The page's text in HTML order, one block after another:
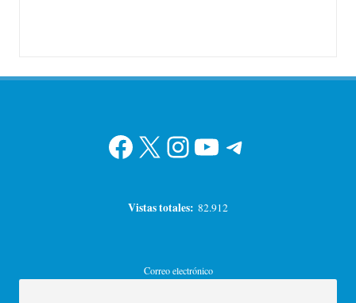
Facebook
X Instagram
YouTube
Telegram
Vistas totales: 82.912
Correo electrónico